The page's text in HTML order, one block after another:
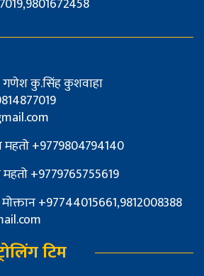
कु.सिंह कुशवाहा
+9779804794140
+9779765755619
+97744015661,9812008388
टिम